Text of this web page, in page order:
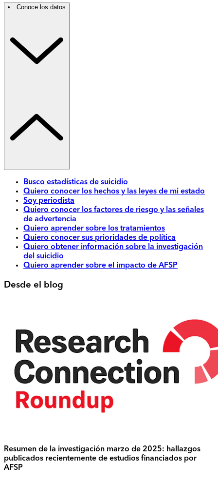
Conoce los datos
Busco estadísticas de suicidio
Quiero conocer los hechos y las leyes de mi estado
Soy periodista
Quiero conocer los factores de riesgo y las señales
de advertencia
Quiero aprender sobre los tratamientos
Quiero conocer sus prioridades de política
Quiero obtener información sobre la investigación
del suicidio
Quiero aprender sobre el impacto de AFSP
Desde el blog
Resumen de la investigación marzo de 2025: hallazgos
publicados recientemente de estudios financiados por
AFSP